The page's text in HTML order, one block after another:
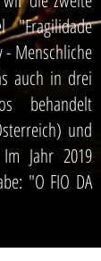
"Fragilidade
- Menschliche
auch in drei
behandelt
und
Jahr 2019
"O FIO DA